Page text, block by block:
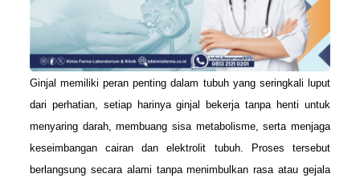
Ginjal memiliki peran penting dalam tubuh yang seringkali luput
dari perhatian, setiap harinya ginjal bekerja tanpa henti untuk
menyaring darah, membuang sisa metabolisme, serta menjaga
keseimbangan cairan dan elektrolit tubuh. Proses tersebut
berlangsung secara alami tanpa menimbulkan rasa atau gejala